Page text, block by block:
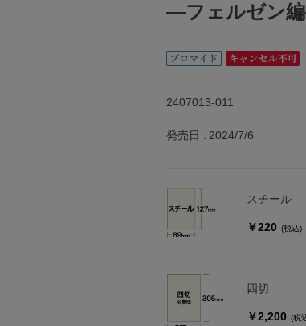
―フェルゼン
2407013-011
発売日 2024/7/6
スチール
￥220 (税込)
四切
￥2,200 (税